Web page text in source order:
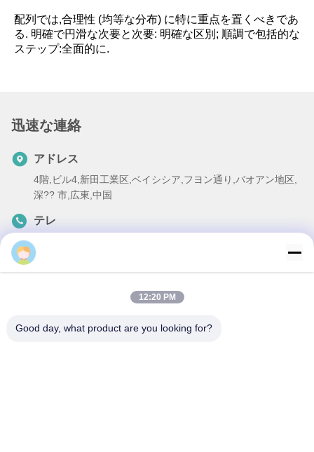
配列では,合理性 (均等な分布) に特に重点を置くべきであ
る. 明確で円滑な次要と次要: 明確な区別; 順調で包括的な
ステップ:全面的に.
迅速な連絡
アドレス
4階,ビル4,新田工業区,ベイシシア,フヨン通り,バオアン地区,
深?? 市,広東,中国
テレ
12:20 PM
Good day, what product are you looking for?